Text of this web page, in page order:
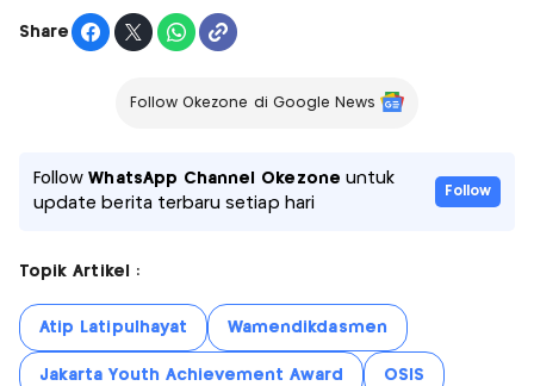
Share
Follow Okezone di Google News
FollowWhatsApp Channel Okezone untuk
update berita terbaru setiap hari
Follow
Topik Artikel :
Atip Latipulhayat Wamendikdasmen
Jakarta Youth Achievement Award OSIS